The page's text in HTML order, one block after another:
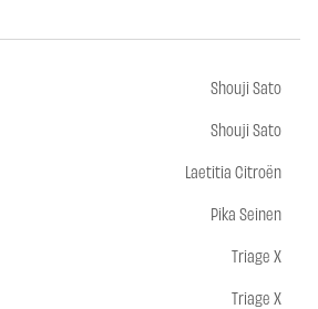
Shouji Sato
Shouji Sato
Laetitia Citroën
Pika Seinen
Triage X
Triage X